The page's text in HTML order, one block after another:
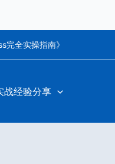
完全实操指南》
战经验分享